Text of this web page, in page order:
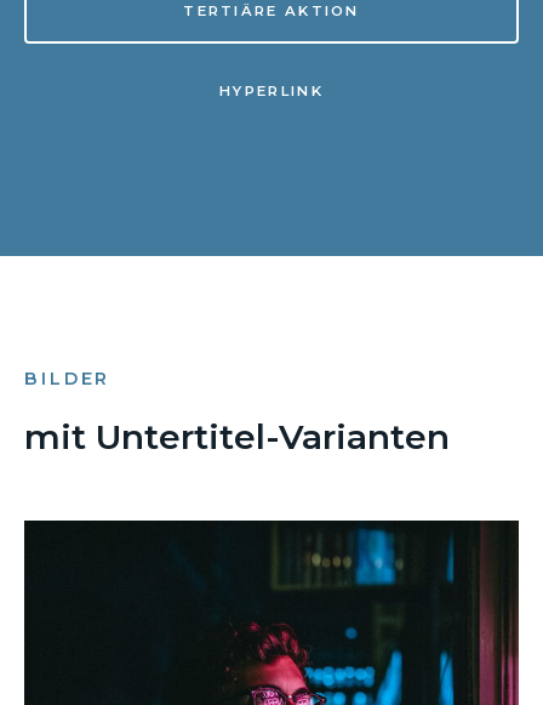
TERTIÄRE AKTION
HYPERLINK
BILDER
mit Untertitel-Varianten